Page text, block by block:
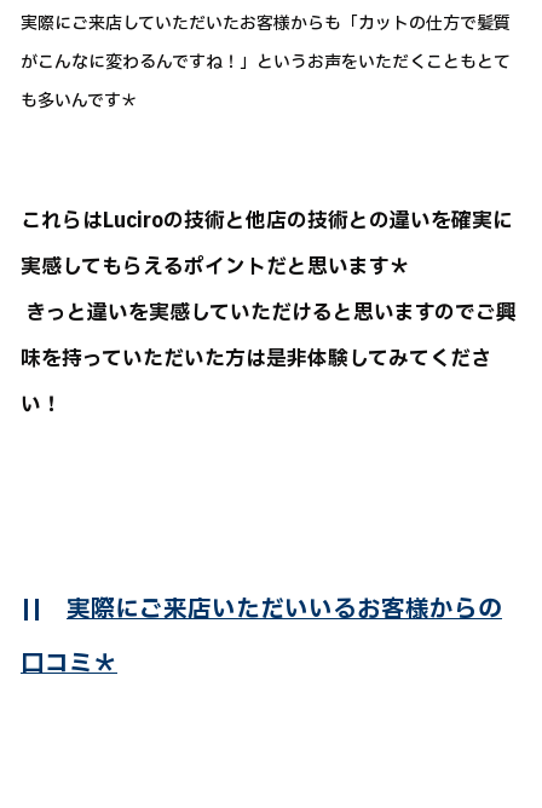
実際にご来店していただいたお客様からも「カットの仕方で髪質
がこんなに変わるんですね！」というお声をいただくこともとて
も多いんです＊
これらはLuciroの技術と他店の技術との違いを確実に
実感してもらえるポイントだと思います＊
きっと違いを実感していただけると思いますのでご興
味を持っていただいた方は是非体験してみてくださ
い！
|| 実際にご来店いただいいるお客様からの
口コミ＊